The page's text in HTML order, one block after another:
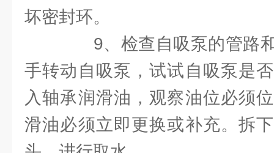
坏密封环。
9、检查自吸泵的管路和
手转动自吸泵，试试自吸泵是
入轴承润滑油，观察油位必须
滑油必须立即更换或补充。拆